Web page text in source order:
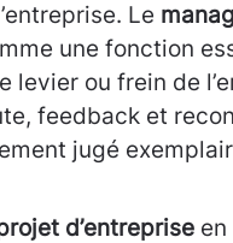
Le
une fonction
levier ou frein de
feedback et
jugé
d’entreprise